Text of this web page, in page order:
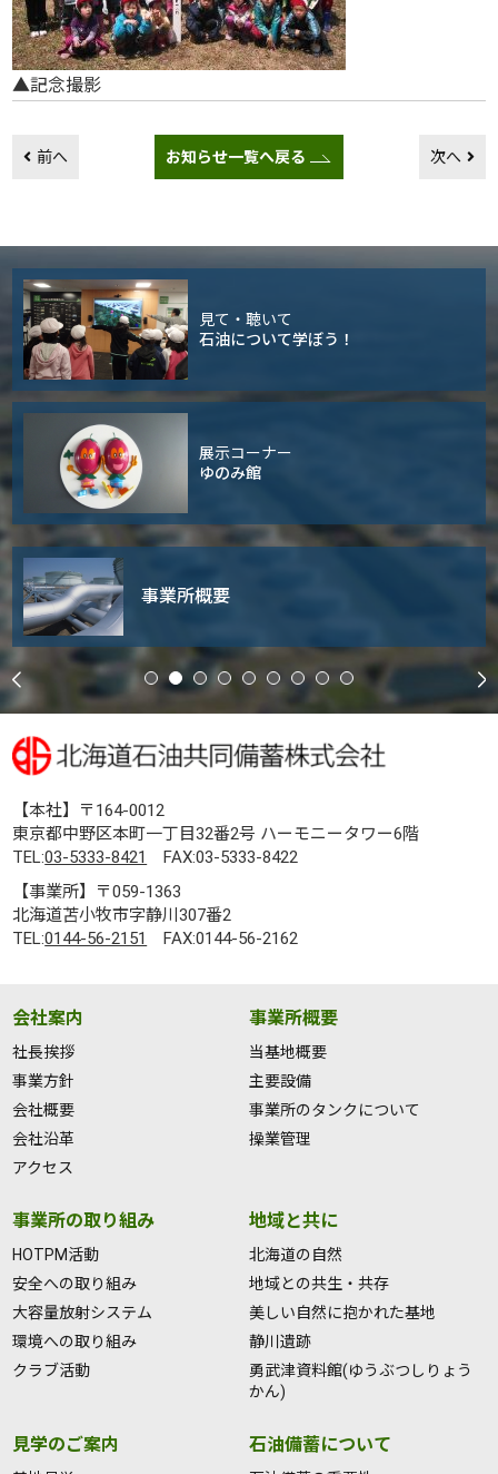
▲記念撮影
前へ お知らせ一覧へ戻る 次へ
見て・聴いて
石油について学ぼう！
展示コーナー
ゆのみ館
事業所概要
【本社】〒164-0012
東京都中野区本町一丁目32番2号 ハーモニータワー6階
TEL:03-5333-8421
FAX:03-5333-8422
【事業所】〒059-1363
北海道苫小牧市字静川307番2
TEL:0144-56-2151 FAX:0144-56-2162
会社案内
社長挨拶
事業方針
会社概要
会社沿革
アクセス
事業所概要
当基地概要
主要設備
事業所のタンクについて
操業管理
事業所の取り組み
HOTPM活動
安全への取り組み
大容量放射システム
環境への取り組み
クラブ活動
地域と共に
北海道の自然
地域との共生・共存
美しい自然に抱かれた基地
静川遺跡
勇武津資料館(ゆうぶつしりょう
かん)
見学のご案内 石油備蓄について